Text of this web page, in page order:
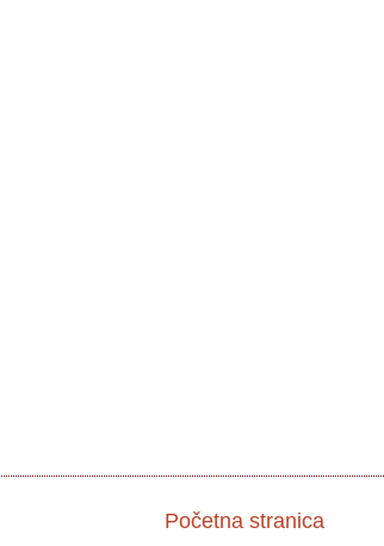
Početna stranica